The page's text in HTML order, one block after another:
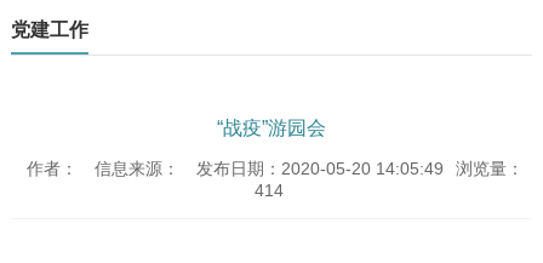
党建工作
“战疫”游园会
作者： 信息来源： 发布日期：2020-05-20 14:05:49
浏览量：
414